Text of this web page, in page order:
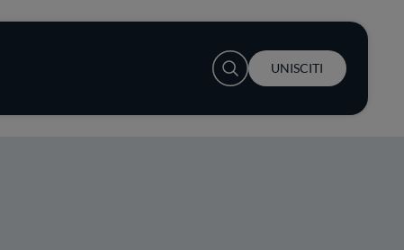
User account menu
UNISCITI